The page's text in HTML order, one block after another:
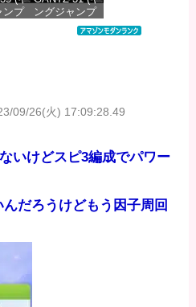
ンプ
ングジャンプ
コミックス
09/26(火) 17:09:28.49
いけどスピ3編成でパワー
だろうけどもう因子周回